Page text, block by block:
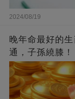
2024/08/19
晚年命最好的
通，子孫繞膝！